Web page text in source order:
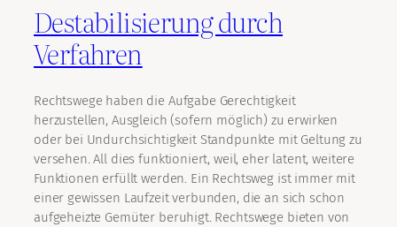
Destabilisierung durch
Verfahren
Rechtswege haben die Aufgabe Gerechtigkeit
herzustellen, Ausgleich (sofern möglich) zu erwirken
oder bei Undurchsichtigkeit Standpunkte mit Geltung zu
versehen. All dies funktioniert, weil, eher latent, weitere
Funktionen erfüllt werden. Ein Rechtsweg ist immer mit
einer gewissen Laufzeit verbunden, die an sich schon
aufgeheizte Gemüter beruhigt. Rechtswege bieten von